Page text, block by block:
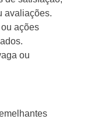
avaliações.
ações
ou